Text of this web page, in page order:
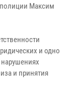
Максим
и одно
и принятия